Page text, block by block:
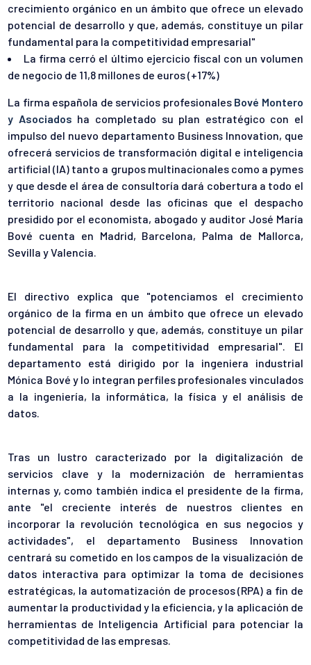
crecimiento orgánico en un ámbito que ofrece un elevado
potencial de desarrollo y que, además, constituye un pilar
fundamental para la competitividad empresarial"
La firma cerró el último ejercicio fiscal con un volumen
de negocio de 11,8 millones de euros (+17%)
La firma española de servicios profesionales Bové Montero
y Asociados ha completado su plan estratégico con el
impulso del nuevo departamento Business Innovation, que
ofrecerá servicios de transformación digital e inteligencia
artificial (IA) tanto a grupos multinacionales como a pymes
y que desde el área de consultoría dará cobertura a todo el
territorio nacional desde las oficinas que el despacho
presidido por el economista, abogado y auditor José María
Bové cuenta en Madrid, Barcelona, Palma de Mallorca,
Sevilla y Valencia.
El directivo explica que "potenciamos el crecimiento
orgánico de la firma en un ámbito que ofrece un elevado
potencial de desarrollo y que, además, constituye un pilar
fundamental para la competitividad empresarial". El
departamento está dirigido por la ingeniera industrial
Mónica Bové y lo integran perfiles profesionales vinculados
a la ingeniería, la informática, la física y el análisis de
datos.
Tras un lustro caracterizado por la digitalización de
servicios clave y la modernización de herramientas
internas y, como también indica el presidente de la firma,
ante "el creciente interés de nuestros clientes en
incorporar la revolución tecnológica en sus negocios y
actividades", el departamento Business Innovation
centrará su cometido en los campos de la visualización de
datos interactiva para optimizar la toma de decisiones
estratégicas, la automatización de procesos (RPA) a fin de
aumentar la productividad y la eficiencia, y la aplicación de
herramientas de Inteligencia Artificial para potenciar la
competitividad de las empresas.